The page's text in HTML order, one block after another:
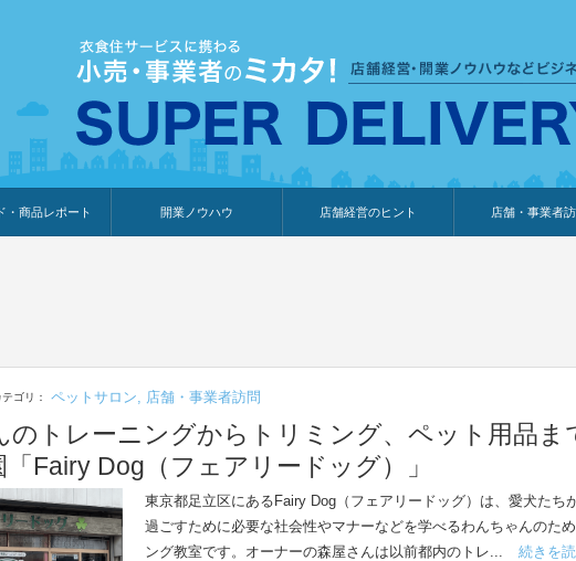
・商品レポート 開業ノウハウ 店舗経営のヒント 店舗・事業者
テゴリ： ペットサロン, 店舗・事業者訪問
のトレーニングからトリミング、ペット用品ま
Fairy Dog（フェアリードッグ）」
東京都足立区にあるFairy Dog（フェアリードッグ）は、愛犬たち
過ごすために必要な社会性やマナーなどを学べるわんちゃんのた
ング教室です。オーナーの森屋さんは以前都内のトレ...
続きを